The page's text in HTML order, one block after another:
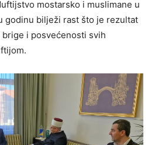
mostarsko i muslimane u
godinu bilježi rast što je rezultat
i posvećenosti svih